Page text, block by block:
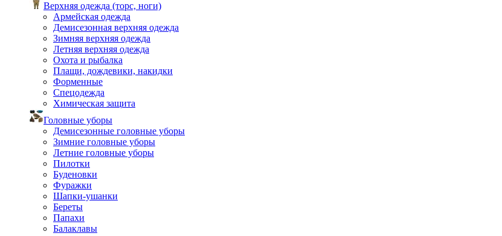
Верхняя одежда (торс, ноги)
Армейская одежда
Демисезонная верхняя одежда
Зимняя верхняя одежда
Летняя верхняя одежда
Охота и рыбалка
Плащи, дождевики, накидки
Форменные
Спецодежда
Химическая защита
Головные уборы
Демисезонные головные уборы
Зимние головные уборы
Летние головные уборы
Пилотки
Буденовки
Фуражки
Шапки-ушанки
Береты
Папахи
Балаклавы